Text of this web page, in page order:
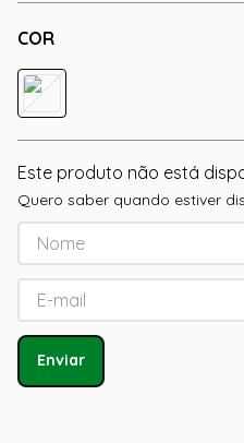
COR
Este produto não está
Quero saber quando estiver
Enviar